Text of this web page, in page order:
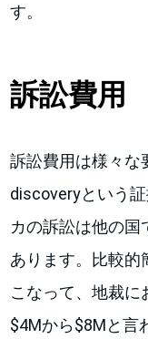
す。
訴訟費用
訴訟費用は様々な
discoveryという
カの訴訟は他の
あります。比較的
こなって、地裁に
$4Mから$8Mと言